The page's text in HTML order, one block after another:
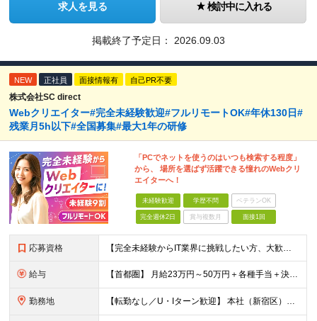
求人を見る 検討中に入れる
掲載終了予定日： 2026.09.03
NEW 正社員 面接情報有 自己PR不要
株式会社SC direct
Webクリエイター#完全未経験歓迎#フルリモートOK#年休130日#
残業月5h以下#全国募集#最大1年の研修
「PCでネットを使うのはいつも検索する程度」
から、 場所を選ばず活躍できる憧れのWebクリ
エイターへ！
未経験歓迎 学歴不問 ベテランOK
完全週休2日 賞与複数月 面接1回
応募資格 【完全未経験からIT業界に挑戦したい方、大歓迎！】 ●応募年齢制限：34歳まで（若年層の長期キャリア形成を図るため） ★学歴不問・転職回数不問 ★第二新卒・社会人デビューOK 【こんな方を求めていま
給与 【首都圏】 月給23万円～50万円＋各種手当＋決算賞与 【大阪】 月給22万円～50万円＋各種手当＋決算賞与 【愛知】 月給21.5万円～50万円＋各種手当＋決算賞与 【福岡・宮城】 月給20万
勤務地 【転勤なし／U・Iターン歓迎】 本社（新宿区）、大阪支店、名古屋支店または東京都・神奈川県・千葉県・埼玉県・愛知県・大阪府・福岡県をはじめ、全国のプロジェクト先 ※ご希望を最大限考慮して配属先を決定